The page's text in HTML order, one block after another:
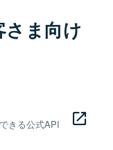
さま向け
きる公式API